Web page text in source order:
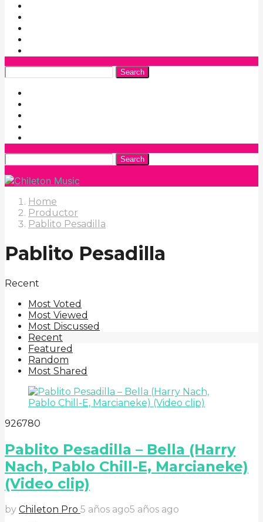
Search
Search
Home
Productor
Pablito Pesadilla
Pablito Pesadilla
Recent
Most Voted
Most Viewed
Most Discussed
Recent
Featured
Random
Most Shared
926780
Pablito Pesadilla – Bella (Harry
Nach, Pablo Chill-E, Marcianeke)
(Video clip)
by Chileton Pro 5 años ago5 años ago